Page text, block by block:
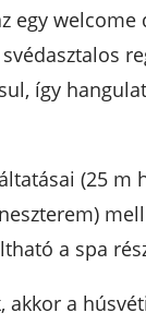
egy
így
(25 m
a spa
akkor a